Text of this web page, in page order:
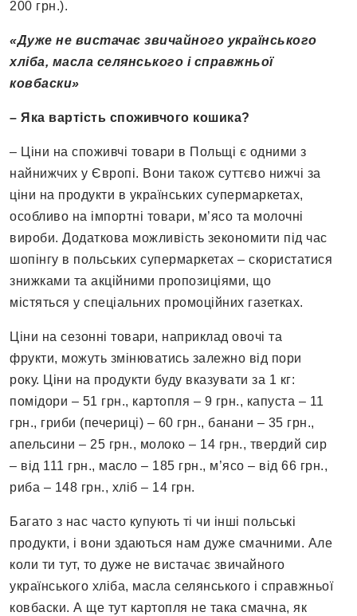
200 грн.).
«Дуже не вистачає звичайного українського
хліба, масла селянського і справжньої
ковбаски»
– Яка вартість споживчого кошика?
– Ціни на споживчі товари в Польщі є одними з
найнижчих у Європі. Вони також суттєво нижчі за
ціни на продукти в українських супермаркетах,
особливо на імпортні товари, м’ясо та молочні
вироби. Додаткова можливість зекономити під час
шопінгу в польських супермаркетах – скористатися
знижками та акційними пропозиціями, що
містяться у спеціальних промоційних газетках.
Ціни на сезонні товари, наприклад овочі та
фрукти, можуть змінюватись залежно від пори
року. Ціни на продукти буду вказувати за 1 кг:
помідори – 51 грн., картопля – 9 грн., капуста – 11
грн., гриби (печериці) – 60 грн., банани – 35 грн.,
апельсини – 25 грн., молоко – 14 грн., твердий сир
– від 111 грн., масло – 185 грн., м’ясо – від 66 грн.,
риба – 148 грн., хліб – 14 грн.
Багато з нас часто купують ті чи інші польські
продукти, і вони здаються нам дуже смачними. Але
коли ти тут, то дуже не вистачає звичайного
українського хліба, масла селянського і справжньої
ковбаски. А ще тут картопля не така смачна, як